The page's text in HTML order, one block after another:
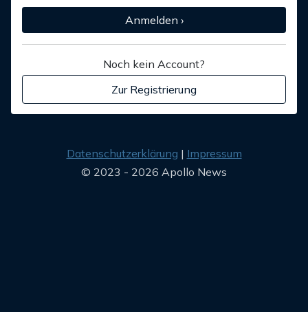
Anmelden ›
Noch kein Account?
Zur Registrierung
Datenschutzerklärung
Impressum
© 2023 - 2026 Apollo News